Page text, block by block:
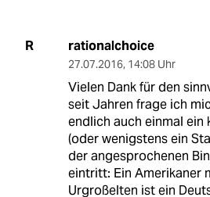
R rationalchoice
27.07.2016, 14:08 Uhr
Vielen Dank für den
seit Jahren frage ich
endlich auch einmal ein
(oder wenigstens ein
der angesprochenen
eintritt: Ein Amerikaner
Urgroßelten ist ein